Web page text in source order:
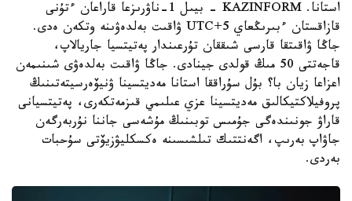
استانا. KAZINFORM - بيىل 1-ناۋرىزعا قاراعان ءتۇنى
قازاقستان ءبىرىڭعاي UTC+5 ۋاقىت بەلدەۋىنە وتكەن ەدى.
جاڭا ۋاقىتقا قارسى شىققان تۇرعىندار پەتيتسيا جاريالاپ،
قاجەتتى 50 مىڭ قولدى جينادى. جاڭا ۋاقىت بەلدەۋى شىنىمەن
اعزاعا زيان با؟ بۇل سۇراققا استانا مەديتسينا ۋنيۆەرسيتەتىنىڭ
پروفيلاكتيكالىق مەديتسينا عزي عىلىمي قىزمەتكەرى، پەتيتسيانى
قاراۋ جونىندەگى جۇمىس توبىنىڭ مۇشەسى جاننا نۇربەرگەن
جاۋاپ بەرىپ، اگەنتتىك تىلشىسىنە ەكسكليۋزيۆتى سۇحبات
بەردى.